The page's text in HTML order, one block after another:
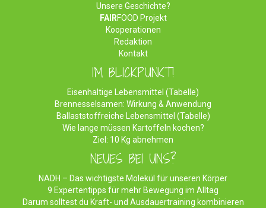
Unsere Geschichte?
FAIRFOOD Projekt
Kooperationen
Redaktion
Kontakt
IM BLICKPUNKT!
Eisenhaltige Lebensmittel (Tabelle)
Brennesselsamen: Wirkung & Anwendung
Ballaststoffreiche Lebensmittel (Tabelle)
Wie lange müssen Kartoffeln kochen?
Ziel: 10 Kg abnehmen
NEUES BEI UNS?
NADH – Das wichtigste Molekül für unseren Körper
9 Expertentipps für mehr Bewegung im Alltag
Darum solltest du Kraft- und Ausdauertraining kombinieren